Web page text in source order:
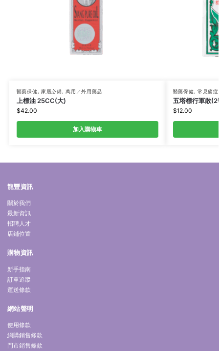
醫藥保健, 家居必備,萬用／外用藥品
上標油 25CC(大)
$42.00
加入購物車
醫藥保健, 常見痛症
五塔標行軍散
$12.00
龍豐資訊
關於我們
最新資訊
招聘人才
店鋪位置
購物資訊
新手指南
訂單追蹤
運送條款
網站聲明
使用條款
網購銷售條款
門市銷售條款